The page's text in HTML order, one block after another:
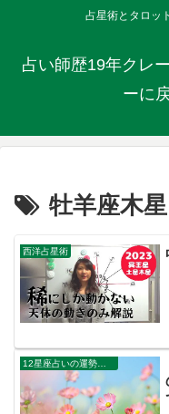
占星術とタロッ
占い師歴19年クレ
ーに
牡羊座木星
西洋占星術
12星座占いの運勢・解説ガイド